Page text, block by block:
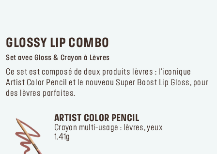
GLOSSY LIP COMBO
Set avec Gloss & Crayon à Lèvres
Ce set est composé de deux produits lèvres : l'iconique
Artist Color Pencil et le nouveau Super Boost Lip Gloss, pour
des lèvres parfaites.
ARTIST COLOR PENCIL
Crayon multi-usage : lèvres, yeux
1.41g